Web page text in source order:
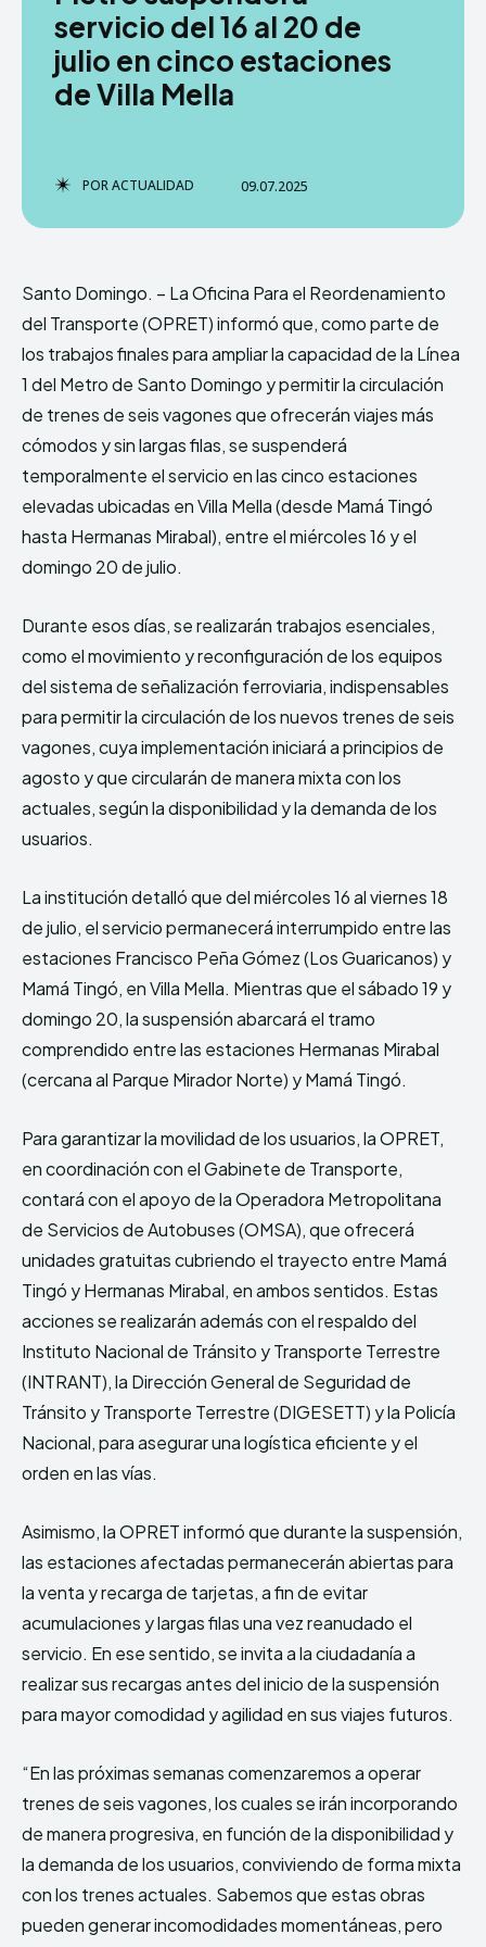
TERMS & CONDITIONS
EchoVerse
Comparte esto:
Facebook X
TERMS & CONDITIONS
EchoVerse
Comparte esto:
Facebook X
servicio del 16 al 20 de
julio en cinco estaciones
de Villa Mella
PORACTUALIDAD 09.07.2025
Santo Domingo. – La Oficina Para el Reordenamiento
del Transporte (OPRET) informó que, como parte de
los trabajos finales para ampliar la capacidad de la Línea
1 del Metro de Santo Domingo y permitir la circulación
de trenes de seis vagones que ofrecerán viajes más
cómodos y sin largas filas, se suspenderá
temporalmente el servicio en las cinco estaciones
elevadas ubicadas en Villa Mella (desde Mamá Tingó
hasta Hermanas Mirabal), entre el miércoles 16 y el
domingo 20 de julio.
Durante esos días, se realizarán trabajos esenciales,
como el movimiento y reconfiguración de los equipos
del sistema de señalización ferroviaria, indispensables
para permitir la circulación de los nuevos trenes de seis
vagones, cuya implementación iniciará a principios de
agosto y que circularán de manera mixta con los
actuales, según la disponibilidad y la demanda de los
usuarios.
La institución detalló que del miércoles 16 al viernes 18
de julio, el servicio permanecerá interrumpido entre las
estaciones Francisco Peña Gómez (Los Guaricanos) y
Mamá Tingó, en Villa Mella. Mientras que el sábado 19 y
domingo 20, la suspensión abarcará el tramo
comprendido entre las estaciones Hermanas Mirabal
(cercana al Parque Mirador Norte) y Mamá Tingó.
Para garantizar la movilidad de los usuarios, la OPRET,
en coordinación con el Gabinete de Transporte,
contará con el apoyo de la Operadora Metropolitana
de Servicios de Autobuses (OMSA), que ofrecerá
unidades gratuitas cubriendo el trayecto entre Mamá
Tingó y Hermanas Mirabal, en ambos sentidos. Estas
acciones se realizarán además con el respaldo del
Instituto Nacional de Tránsito y Transporte Terrestre
(INTRANT), la Dirección General de Seguridad de
Tránsito y Transporte Terrestre (DIGESETT) y la Policía
Nacional, para asegurar una logística eficiente y el
orden en las vías.
Asimismo, la OPRET informó que durante la suspensión,
las estaciones afectadas permanecerán abiertas para
la venta y recarga de tarjetas, a fin de evitar
acumulaciones y largas filas una vez reanudado el
servicio. En ese sentido, se invita a la ciudadanía a
realizar sus recargas antes del inicio de la suspensión
para mayor comodidad y agilidad en sus viajes futuros.
“En las próximas semanas comenzaremos a operar
trenes de seis vagones, los cuales se irán incorporando
de manera progresiva, en función de la disponibilidad y
la demanda de los usuarios, conviviendo de forma mixta
con los trenes actuales. Sabemos que estas obras
pueden generar incomodidades momentáneas, pero